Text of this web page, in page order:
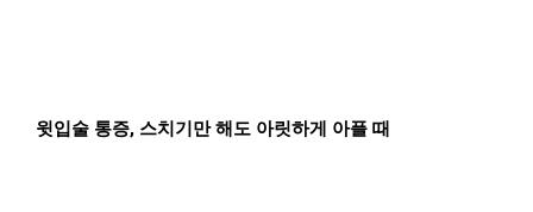
윗입술 통증, 스치기만 해도 아릿하게 아플 때